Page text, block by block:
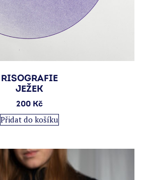
RISOGRAFIE
JEŽEK
200 Kč
Přidat do košíku